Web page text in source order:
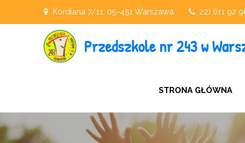
Kordiana 7/11. 05-451 Warszawa 22) 611 92
Przedszkole nr 243 w
STRONA GŁÓWNA